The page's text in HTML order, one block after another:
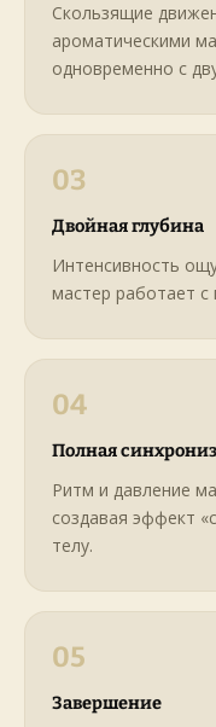
Скользящие
ароматическими
одновременно с
03
Двойная глубина
Интенсивность
мастер работает
04
Полная
Ритм и давление
создавая эффект
телу.
05
Завершение